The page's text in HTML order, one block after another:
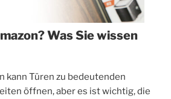
Was Sie wissen
kann Türen zu bedeutenden
öffnen, aber es ist wichtig, die